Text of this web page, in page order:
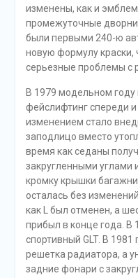
изменены, как и
промежуточные
были первыми 240-ю
новую формулу
серьезные проблемы с
В 1979 модельном
фейслифтинг спереди
изменением стало
заподлицо вместо
время как седаны
закругленными
кромку крышки
осталась без
как L был отменен, а
прибыл в конце года. В
спортивный GLT. В
решетка радиатора, а
задние фонари с